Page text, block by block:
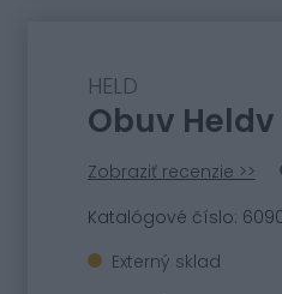
HELD
Obuv Heldv
Zobraziť recenzie >>
Katalógové číslo:
Externý sklad